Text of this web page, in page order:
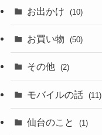
お出かけ (10)
お買い物 (50)
その他 (2)
モバイルの話 (11)
仙台のこと (1)